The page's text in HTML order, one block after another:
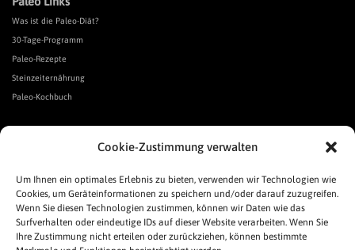
Cookie-Zustimmung verwalten
Um Ihnen ein optimales Erlebnis zu bieten, verwenden wir Technologien wie
Cookies, um Geräteinformationen zu speichern und/oder darauf zuzugreifen.
Wenn Sie diesen Technologien zustimmen, können wir Daten wie das
Surfverhalten oder eindeutige IDs auf dieser Website verarbeiten. Wenn Sie
Ihre Zustimmung nicht erteilen oder zurückziehen, können bestimmte
Was ist die Paleo-Diät?
30-Tage-Programm
Paleo-Rezepte
Steinzeiternährung
Paleo-Kochbuch
*Affiliate Link. Als Partner verschiedener Unternehmen verdiene ich an qualifizierten Verkäufen.
Urgeschmack-Empfehlungen
Urgeschmack-Shop
Häufige Fragen